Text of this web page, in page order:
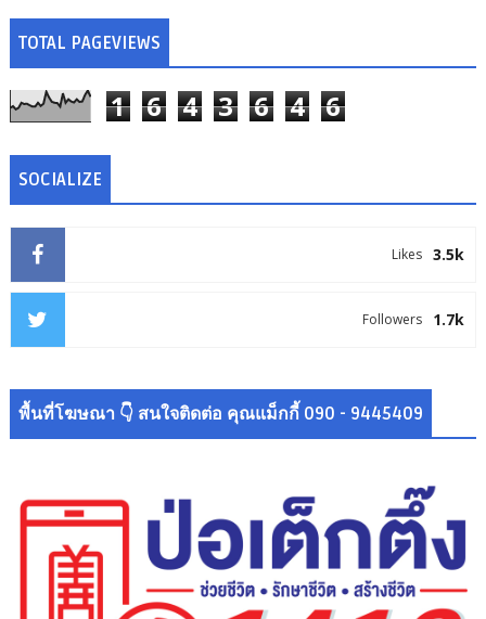
TOTAL PAGEVIEWS
1 6 4 3 6 4 6
SOCIALIZE
3.5k
Likes
1.7k
Followers
พื้นที่โฆษณา 👇 สนใจติดต่อ คุณแม็กกี้ 090 - 9445409